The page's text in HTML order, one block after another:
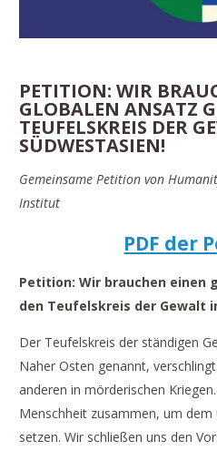
PETITION: WIR
GLOBALEN ANSATZ
TEUFELSKREIS DER
SÜDWESTASIEN!
Gemeinsame Petition von
Institut
PDF der
Petition: Wir brauchen einen
den Teufelskreis der Gewalt
Der Teufelskreis der ständigen
Naher Osten genannt,
anderen in mörderischen
Menschheit zusammen, um dem
setzen. Wir schließen uns den